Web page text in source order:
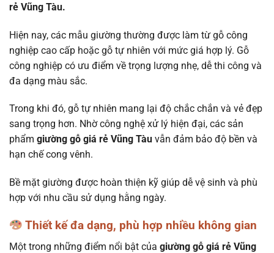
rẻ Vũng Tàu.
Hiện nay, các mẫu giường thường được làm từ gỗ công
nghiệp cao cấp hoặc gỗ tự nhiên với mức giá hợp lý. Gỗ
công nghiệp có ưu điểm về trọng lượng nhẹ, dễ thi công và
đa dạng màu sắc.
Trong khi đó, gỗ tự nhiên mang lại độ chắc chắn và vẻ đẹp
sang trọng hơn. Nhờ công nghệ xử lý hiện đại, các sản
phẩm giường gỗ giá rẻ Vũng Tàu vẫn đảm bảo độ bền và
hạn chế cong vênh.
Bề mặt giường được hoàn thiện kỹ giúp dễ vệ sinh và phù
hợp với nhu cầu sử dụng hằng ngày.
Thiết kế đa dạng, phù hợp nhiều không gian
Một trong những điểm nổi bật của giường gỗ giá rẻ Vũng